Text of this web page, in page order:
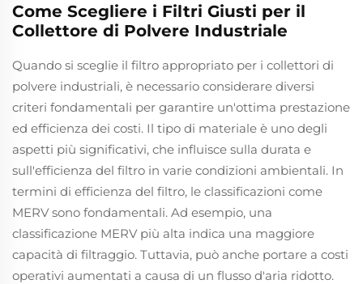
Come Scegliere i Filtri Giusti per il
Collettore di Polvere Industriale
Quando si sceglie il filtro appropriato per i collettori di
polvere industriali, è necessario considerare diversi
criteri fondamentali per garantire un'ottima prestazione
ed efficienza dei costi. Il tipo di materiale è uno degli
aspetti più significativi, che influisce sulla durata e
sull'efficienza del filtro in varie condizioni ambientali. In
termini di efficienza del filtro, le classificazioni come
MERV sono fondamentali. Ad esempio, una
classificazione MERV più alta indica una maggiore
capacità di filtraggio. Tuttavia, può anche portare a costi
operativi aumentati a causa di un flusso d'aria ridotto.